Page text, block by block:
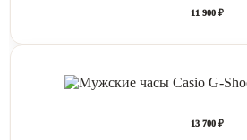
11 900 ₽
13 700 ₽